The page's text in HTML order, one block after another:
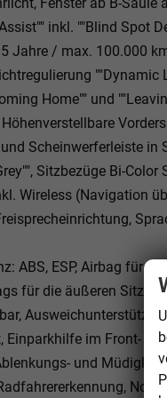
inkl. ""Blind Spot
Jahre / max. 100.000
""Dynamic
Home"" und
Scheinwerferleiste
Sitzbezüge Bi-
Wireless (Navigation
ABS, ESP, Airbag für
für die äußeren
Einparkhilfe im Front-
und